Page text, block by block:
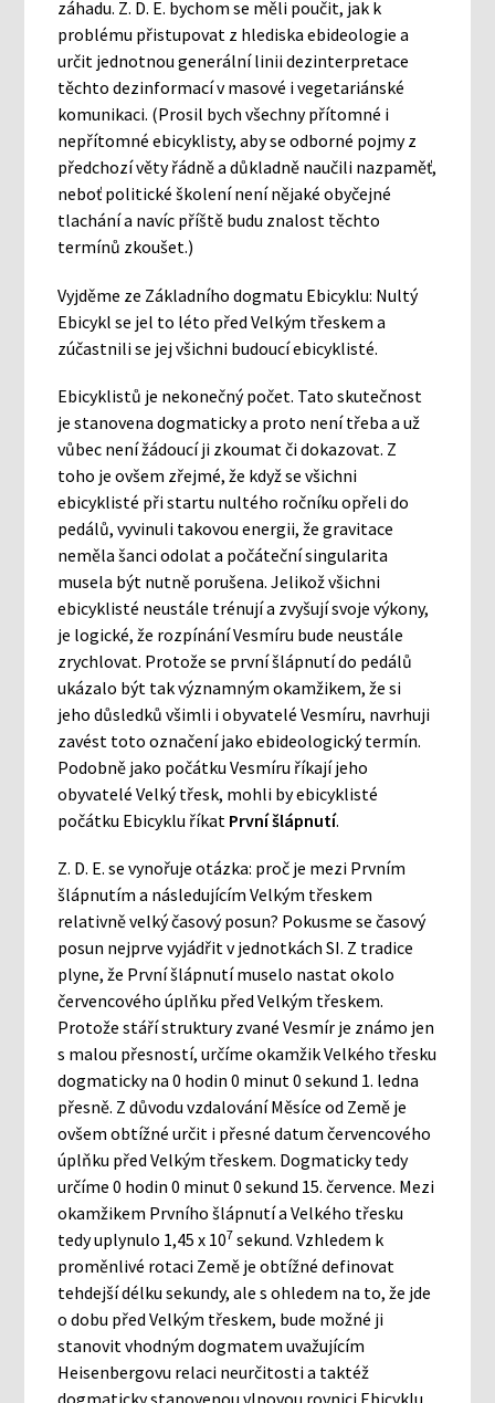
záhadu. Z. D. E. bychom se měli poučit, jak k
problému přistupovat z hlediska ebideologie a
určit jednotnou generální linii dezinterpretace
těchto dezinformací v masové i vegetariánské
komunikaci. (Prosil bych všechny přítomné i
nepřítomné ebicyklisty, aby se odborné pojmy z
předchozí věty řádně a důkladně naučili nazpaměť,
neboť politické školení není nějaké obyčejné
tlachání a navíc příště budu znalost těchto
termínů zkoušet.)
Vyjděme ze Základního dogmatu Ebicyklu: Nultý
Ebicykl se jel to léto před Velkým třeskem a
zúčastnili se jej všichni budoucí ebicyklisté.
Ebicyklistů je nekonečný počet. Tato skutečnost
je stanovena dogmaticky a proto není třeba a už
vůbec není žádoucí ji zkoumat či dokazovat. Z
toho je ovšem zřejmé, že když se všichni
ebicyklisté při startu nultého ročníku opřeli do
pedálů, vyvinuli takovou energii, že gravitace
neměla šanci odolat a počáteční singularita
musela být nutně porušena. Jelikož všichni
ebicyklisté neustále trénují a zvyšují svoje výkony,
je logické, že rozpínání Vesmíru bude neustále
zrychlovat. Protože se první šlápnutí do pedálů
ukázalo být tak významným okamžikem, že si
jeho důsledků všimli i obyvatelé Vesmíru, navrhuji
zavést toto označení jako ebideologický termín.
Podobně jako počátku Vesmíru říkají jeho
obyvatelé Velký třesk, mohli by ebicyklisté
počátku Ebicyklu říkat První šlápnutí.
Z. D. E. se vynořuje otázka: proč je mezi Prvním
šlápnutím a následujícím Velkým třeskem
relativně velký časový posun? Pokusme se časový
posun nejprve vyjádřit v jednotkách SI. Z tradice
plyne, že První šlápnutí muselo nastat okolo
červencového úplňku před Velkým třeskem.
Protože stáří struktury zvané Vesmír je známo jen
s malou přesností, určíme okamžik Velkého třesku
dogmaticky na 0 hodin 0 minut 0 sekund 1. ledna
přesně. Z důvodu vzdalování Měsíce od Země je
ovšem obtížné určit i přesné datum červencového
úplňku před Velkým třeskem. Dogmaticky tedy
určíme 0 hodin 0 minut 0 sekund 15. července. Mezi
okamžikem Prvního šlápnutí a Velkého třesku
tedy uplynulo 1,45 x 107 sekund. Vzhledem k
proměnlivé rotaci Země je obtížné definovat
tehdejší délku sekundy, ale s ohledem na to, že jde
o dobu před Velkým třeskem, bude možné ji
stanovit vhodným dogmatem uvažujícím
Heisenbergovu relaci neurčitosti a taktéž
dogmaticky stanovenou vlnovou rovnici Ebicyklu.